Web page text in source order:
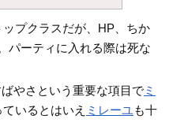
プクラスだが、HP、ちか
パーティに入れる際は死な
やさという重要な項目でミ
いるとはいえ ミレーユも十